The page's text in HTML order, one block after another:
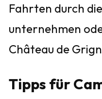
Fahrten durch
unternehmen
Château de
Tipps für